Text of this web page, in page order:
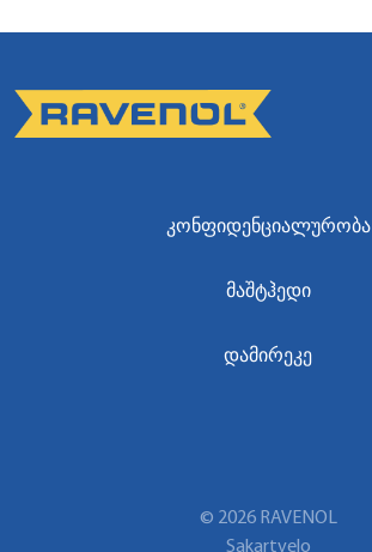
ᲙᲝᲜᲤᲘᲓᲔᲜᲪᲘᲐᲚᲣᲠᲝᲑᲐ
ᲛᲐᲨᲢᲰᲔᲓᲘ
ᲓᲐᲛᲘᲠᲔᲙᲔ
© 2026 RAVENOL
Sakartvelo